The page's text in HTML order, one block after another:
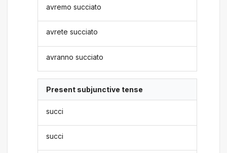
avremo succiato
avrete succiato
avranno succiato
Present subjunctive tense
succi
succi